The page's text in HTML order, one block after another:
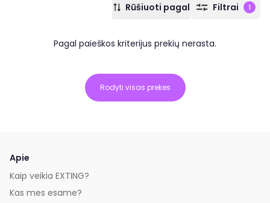
Rūšiuoti pagal Filtrai 1
Pagal paieškos kriterijus prekių nerasta.
Rodyti visas prekes
Apie
Kaip veikia EXTING?
Kas mes esame?